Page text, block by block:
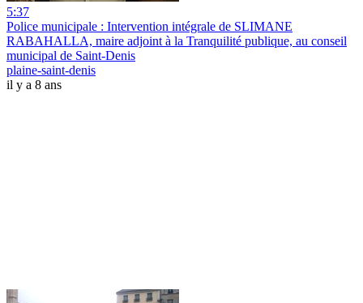
5:37
Police municipale : Intervention intégrale de SLIMANE
RABAHALLA, maire adjoint à la Tranquilité publique, au conseil
municipal de Saint-Denis
plaine-saint-denis
il y a 8 ans